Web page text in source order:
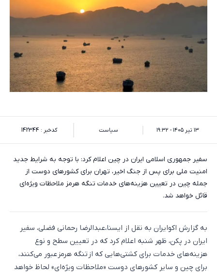
۱۳ تیر ۱۴۰۵ - ۱۹:۳۲ سیاست کدخبر : 142344
سفیر جمهوری اسلامی ایران در چین اعلام کرد: با توجه به شرایط جدید
امنیت ملی برای پس از جنگ اخیر، تهران برای کشورهای دوست از
جمله چین در تعیین هزینه‌های خدمات تنگه هرمز ملاحظات ویژه‌ای
قائل خواهد شد.
به گزارش اکوایران به نقل از ایسنا،عبدالرضا رحمانی فضلی، سفیر
ایران در پکن، ظهر شنبه اعلام کرد که در تعیین سطح و نوع
هزینه‌های خدمات برای کشتی‌هایی که از تنگه هرمز عبور می‌کنند،
برای چین و سایر کشورهای دوست «ملاحظات ویژه‌ای» لحاظ خواهد